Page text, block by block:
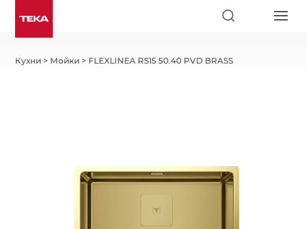
Кухни > Мойки > FLEXLINEA RS15 50.40 PVD BRASS